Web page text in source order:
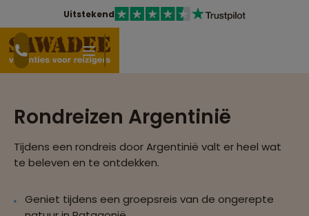
Uitstekend
Rondreizen Argentinië
Tijdens een rondreis door Argentinië valt er heel wat
te beleven en te ontdekken.
Geniet tijdens een groepsreis van de ongerepte